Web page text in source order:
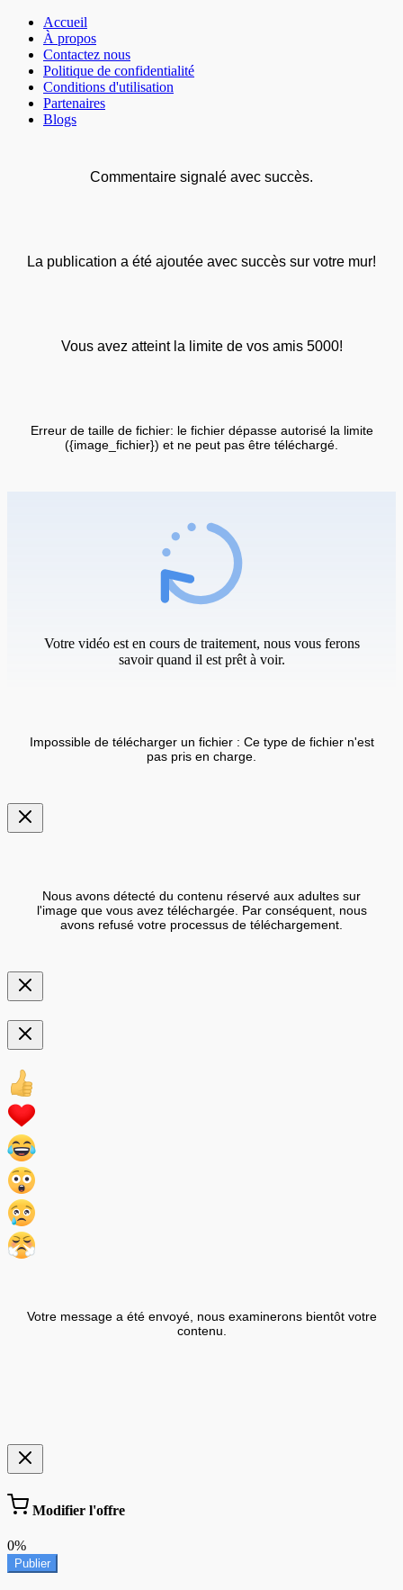
Accueil
À propos
Contactez nous
Politique de confidentialité
Conditions d'utilisation
Partenaires
Blogs
Commentaire signalé avec succès.
La publication a été ajoutée avec succès sur votre mur!
Vous avez atteint la limite de vos amis 5000!
Erreur de taille de fichier: le fichier dépasse autorisé la limite
({image_fichier}) et ne peut pas être téléchargé.
Votre vidéo est en cours de traitement, nous vous ferons
savoir quand il est prêt à voir.
Impossible de télécharger un fichier : Ce type de fichier n'est
pas pris en charge.
Nous avons détecté du contenu réservé aux adultes sur
l'image que vous avez téléchargée. Par conséquent, nous
avons refusé votre processus de téléchargement.
Votre message a été envoyé, nous examinerons bientôt votre
contenu.
Modifier l'offre
0%
Publier